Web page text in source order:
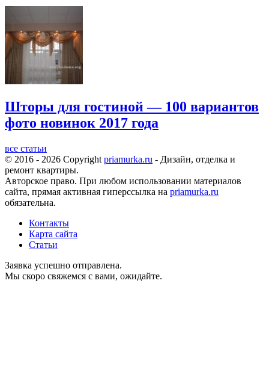
Шторы для гостиной — 100 вариантов
фото новинок 2017 года
все статьи
© 2016 - 2026 Copyright priamurka.ru - Дизайн, отделка и
ремонт квартиры.
Авторское право. При любом использовании материалов
сайта, прямая активная гиперссылка на priamurka.ru
обязательна.
Контакты
Карта сайта
Статьи
Заявка успешно отправлена.
Мы скоро свяжемся с вами, ожидайте.